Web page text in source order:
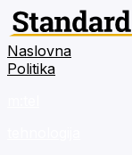
Naslovna
Politika